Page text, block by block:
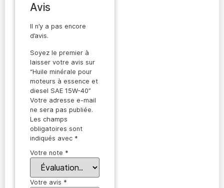
Avis
Il n’y a pas encore
d’avis.
Soyez le premier à
laisser votre avis sur
“Huile minérale pour
moteurs à essence et
diesel SAE 15W-40”
Votre adresse e-mail
ne sera pas publiée.
Les champs
obligatoires sont
indiqués avec *
Votre note *
Votre avis *